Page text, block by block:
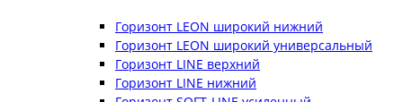
Горизонт LEON широкий нижний
Горизонт LEON широкий универсальный
Горизонт LINE верхний
Горизонт LINE нижний